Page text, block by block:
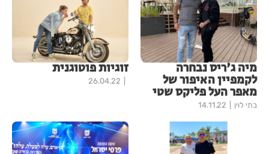
מיה ג'ריס נבחרה
לקמפיין האיפור של
מאפר העל פליקס שטי
בתי לוין 14.11.22
זוגיות פוטוגנית
26.04.22